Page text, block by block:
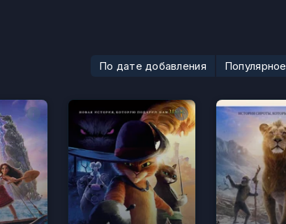
По дате добавления Популярное